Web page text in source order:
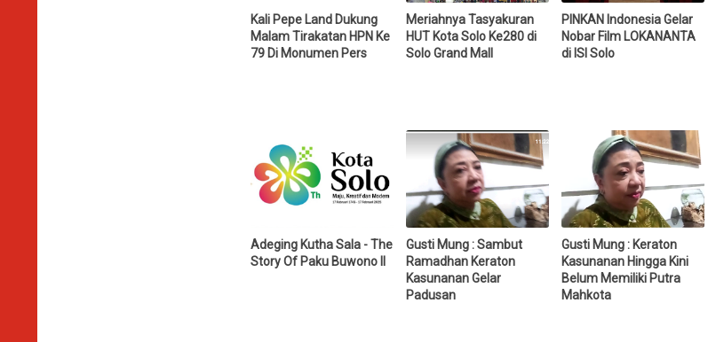
Kali Pepe Land Dukung
Malam Tirakatan HPN Ke
79 Di Monumen Pers
Meriahnya Tasyakuran
HUT Kota Solo Ke280 di
Solo Grand Mall
PINKAN Indonesia Gelar
Nobar Film LOKANANTA
di ISI Solo
Adeging Kutha Sala - The
Story Of Paku Buwono II
Gusti Mung : Sambut
Ramadhan Keraton
Kasunanan Gelar
Padusan
Gusti Mung : Keraton
Kasunanan Hingga Kini
Belum Memiliki Putra
Mahkota